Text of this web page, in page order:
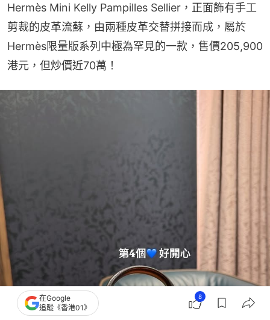
Hermès Mini Kelly Pampilles Sellier，正面飾有手工
剪裁的皮革流蘇，由兩種皮革交替拼接而成，屬於
Hermès限量版系列中極為罕見的一款，售價205,900
港元，但炒價近70萬！
在Google
追蹤《香港01》
8